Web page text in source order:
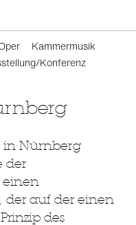
Kammermusik
Konferenz
in Nürnberg
der
einen
der auf der einen
des